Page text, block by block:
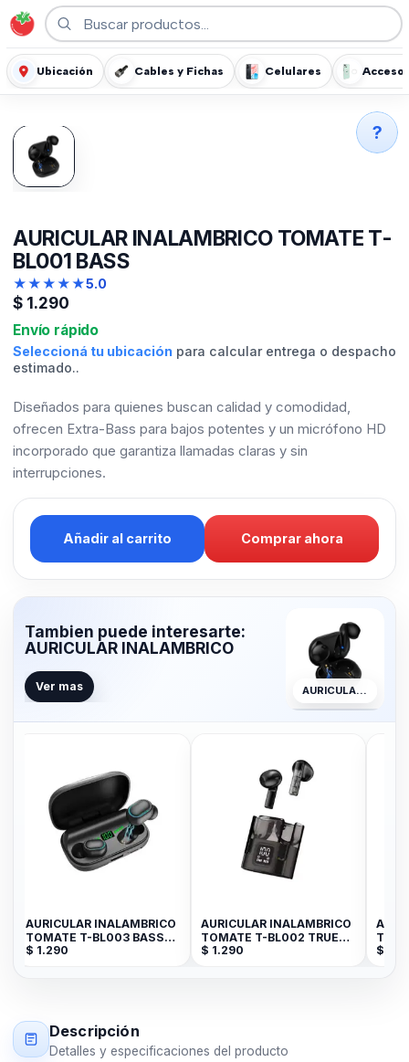
Ubicación Cables y Fichas Celulares
AURICULAR INALAMBRICO TOMATE T-
BL001 BASS
★★★★★5.0
$ 1.290
Envío rápido
Seleccioná tu ubicación para calcular entrega o despacho
estimado..
Diseñados para quienes buscan calidad y comodidad,
ofrecen Extra-Bass para bajos potentes y un micrófono HD
incorporado que garantiza llamadas claras y sin
interrupciones.
Añadir al carrito Comprar ahora
Tambien puede interesarte:
AURICULAR INALAMBRICO
Ver mas AURICULAR INALAMBRICO
AURICULAR INALAMBRICO
TOMATE T-BL003 BASS
3D
$1.290
AURICULAR INALAMBRICO
TOMATE T-BL002 TRUE
WIRELESS
$1.290 $
Descripción
Detalles y especificaciones del producto
?